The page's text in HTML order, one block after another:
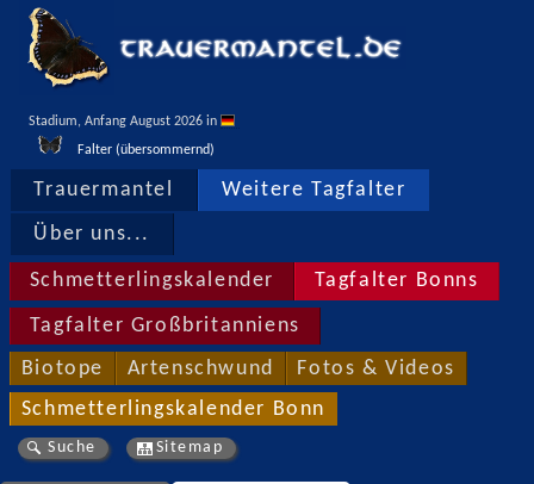
Stadium, Anfang August 2026 in
Falter (übersommernd)
Trauermantel Weitere Tagfalter
Über uns...
Schmetterlingskalender Tagfalter Bonns
Tagfalter Großbritanniens
Biotope Artenschwund Fotos & Videos
Schmetterlingskalender Bonn
Suche Sitemap